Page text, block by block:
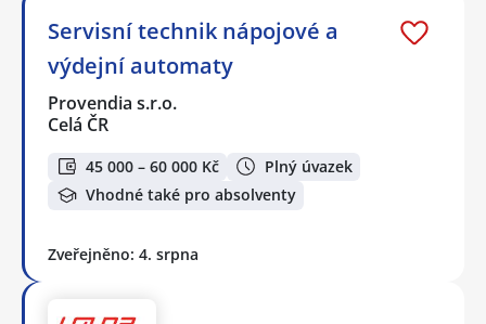
Servisní technik nápojové a
výdejní automaty
Provendia s.r.o.
Celá ČR
45 000 – 60 000 Kč
Plný úvazek
Vhodné také pro absolventy
Zveřejněno: 4. srpna